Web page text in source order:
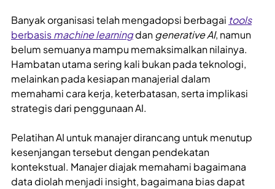
Banyak organisasi telah mengadopsi berbagai tools
berbasismachine learningdangenerative AI, namun
belum semuanya mampu memaksimalkan nilainya.
Hambatan utama sering kali bukan pada teknologi,
melainkan pada kesiapan manajerial dalam
memahami cara kerja, keterbatasan, serta implikasi
strategis dari penggunaan AI.
Pelatihan AI untuk manajer dirancang untuk menutup
kesenjangan tersebut dengan pendekatan
kontekstual. Manajer diajak memahami bagaimana
data diolah menjadi insight, bagaimana bias dapat